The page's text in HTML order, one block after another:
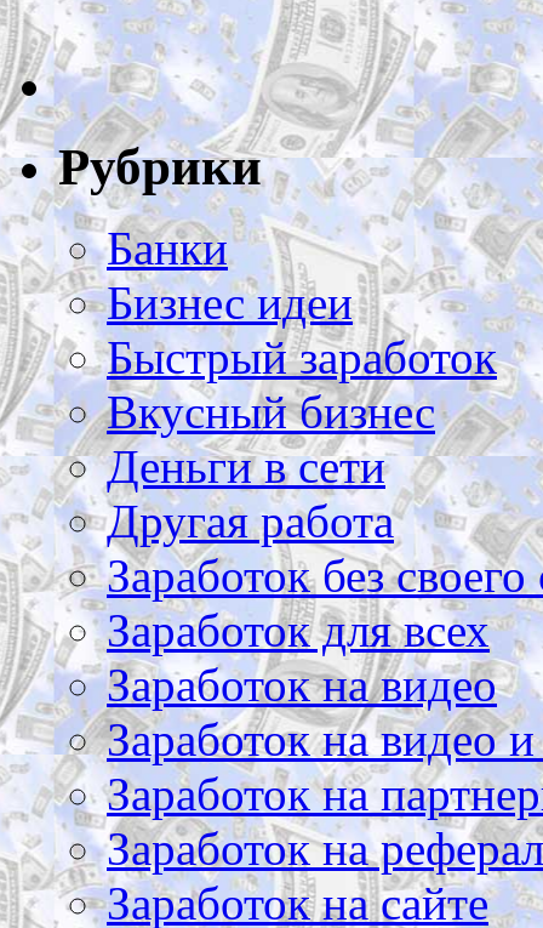
Рубрики
Банки
Бизнес идеи
Быстрый заработок
Вкусный бизнес
Деньги в сети
Другая работа
Заработок без своего
Заработок для всех
Заработок на видео
Заработок на видео
Заработок на
Заработок на
Заработок на сайте